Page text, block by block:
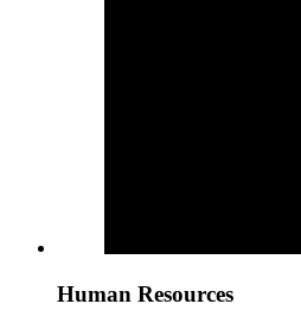
Human Resources